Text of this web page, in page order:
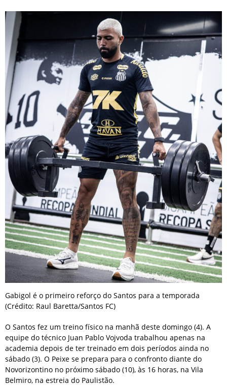
Gabigol é o primeiro reforço do Santos para a temporada
(Crédito: Raul Baretta/Santos FC)
O Santos fez um treino físico na manhã deste domingo (4). A
equipe do técnico Juan Pablo Vojvoda trabalhou apenas na
academia depois de ter treinado em dois períodos ainda no
sábado (3). O Peixe se prepara para o confronto diante do
Novorizontino no próximo sábado (10), às 16 horas, na Vila
Belmiro, na estreia do Paulistão.